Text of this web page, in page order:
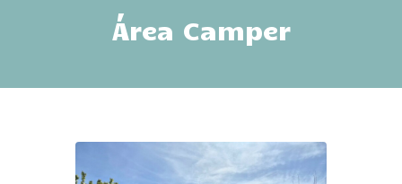
Área Camper
INICIO